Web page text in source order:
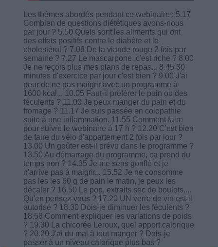
Les thèmes abordés pendant ce webinaire : 5.17
Combien de questions diététiques avons-nous
par jour ? 5.50 Quels sont les aliments qui ont
des effets positifs contre le diabète et le
cholestérol ? 7.08 De la viande rouge 2 fois par
semaine ? 7.27 Le mascarpone, c'est riche ? 8.00
Je ne reçois plus mes plans de repas... 8.45 30
minutes d'exercice par jour c'est bien ? 9.00 J'ai
peur de ne pas maigrir avec un programme à
1600 kcal... 10.05 Faut-il préférer le pain ou des
féculents ? 11.00 Je peux manger du pain et du
fromage ? 11.17 Je suis passée en colopathie
suite à une inflammation. 11.55 Comment faire
pour suivre le webinaire à 17 h ? 12.20 C'est bien
de faire du vélo d'appartement 2 fois par jour ?
13.00 Un goûter est-il prévu dans le programme ?
13.50 Au démarrage du programme, ça prend du
temps non ? 14.35 Je me sens gonflé et je
n'arrive pas à maigrir... 15.52 Je ne consomme
pas les les 60 g de pain le matin, je peux les
décaler ? 16.50 Le pop, extraits sec de boulots....
Qu'en pensez-vous ? 17.20 UN verre de vin est-il
autorisé ? 18.30 Dois-je diminuer les féculents ?
18.58 Comment expliquer les variations de poids
? 19.30 La chicorée Leroux, quel apport calorique
? 20.20 J'ai du mal à tout manger ? Dois-je
passer à un niveau calorique plus bas ?